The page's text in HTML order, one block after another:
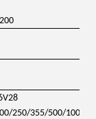
250/355/500/1000